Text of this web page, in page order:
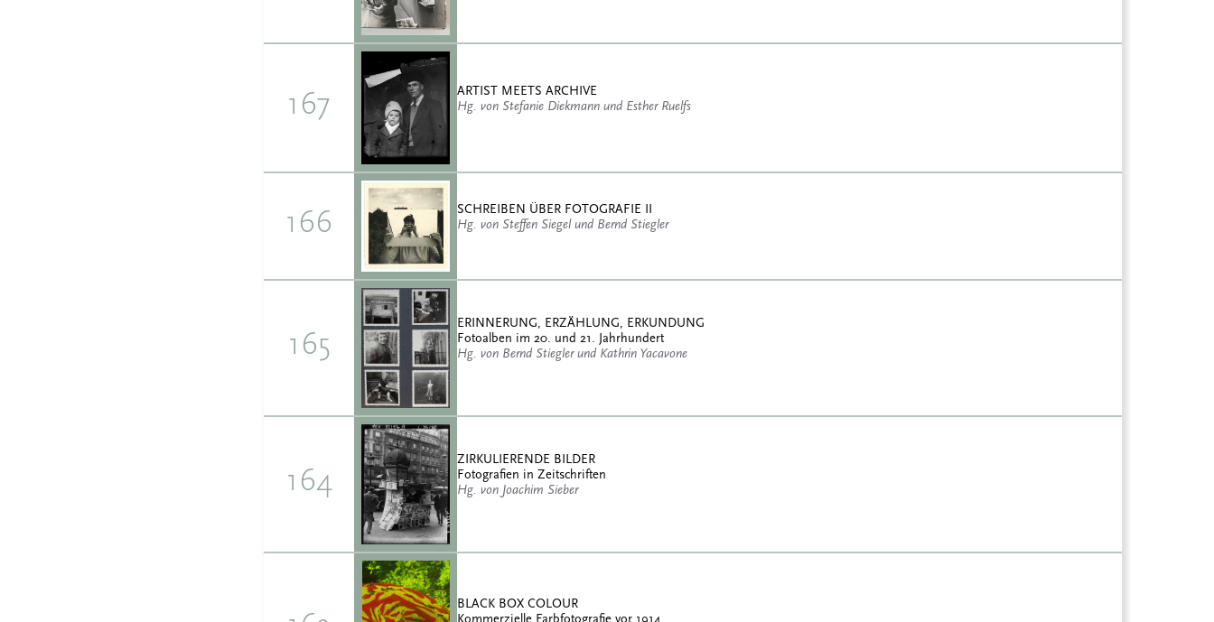
167
ARTIST MEETS ARCHIVE
Hg. von Stefanie Diekmann und Esther Ruelfs
166
SCHREIBEN ÜBER FOTOGRAFIE II
Hg. von Steffen Siegel und Bernd Stiegler
165
ERINNERUNG, ERZÄHLUNG, ERKUNDUNG
Fotoalben im 20. und 21. Jahrhundert
Hg. von Bernd Stiegler und Kathrin Yacavone
164
ZIRKULIERENDE BILDER
Fotografien in Zeitschriften
Hg. von Joachim Sieber
BLACK BOX COLOUR
Kommerzielle Farbfotografie vor 1914